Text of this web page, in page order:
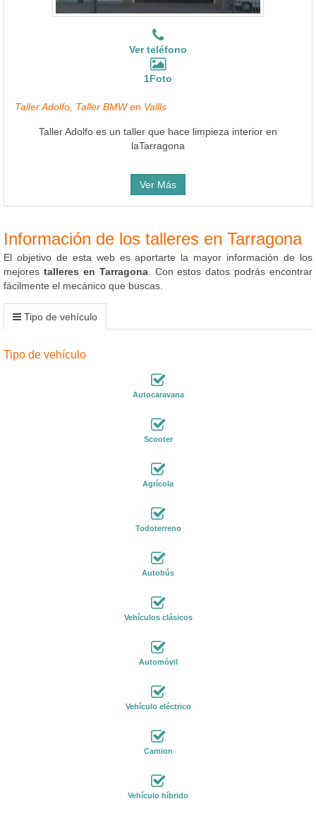
Ver teléfono
1Foto
Taller Adolfo, Taller BMW en Vallls
Taller Adolfo es un taller que hace limpieza interior en
laTarragona
Ver Más
Información de los talleres en Tarragona
El objetivo de esta web es aportarte la mayor información de los
mejores talleres en Tarragona. Con estos datos podrás encontrar
fácilmente el mecánico que buscas.
Tipo de vehículo
Tipo de vehículo
Autocaravana
Scooter
Agrícola
Todoterreno
Autobús
Vehículos clásicos
Automóvil
Vehículo eléctrico
Camion
Vehículo híbrido